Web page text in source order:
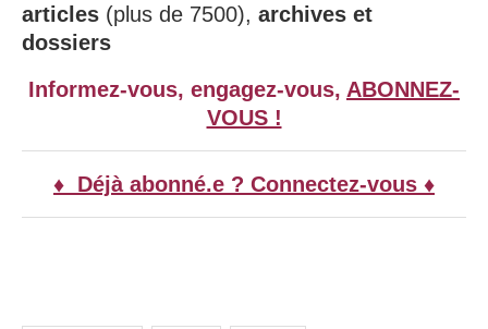
articles (plus de 7500), archives et
dossiers
Informez-vous, engagez-vous, ABONNEZ-
VOUS !
♦ Déjà abonné.e ? Connectez-vous ♦